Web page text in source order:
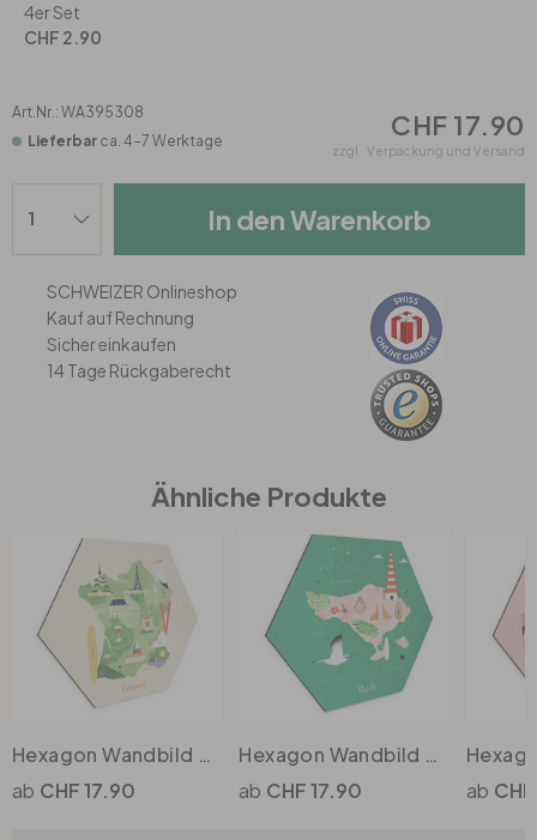
Schlafzimmer
Jugendzimmer
Schlafzimmer
Küche
Tapeten Pink & Rosa
Wohnzimmer
Küche
Büro
Bad
4er Set
CHF 2.90
Art.Nr.: WA395308
Lieferbar ca. 4-7 Werktage CHF 17.90
zzgl. Verpackung und Versand
In den Warenkorb
SCHWEIZER Onlineshop
Kauf auf Rechnung
Sicher einkaufen
14 Tage Rückgaberecht
Ähnliche Produkte
Hexagon Wandbild Karte von Frankreich - Rivers - Alu-Dibond
CHF 17.90
Hexagon Wandbild Karte von Bali - Rivers - Alu-Dibond
CHF 17.90